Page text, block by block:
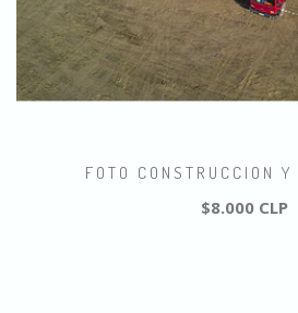
FOTO CONSTRUCCION Y
$8.000 CLP